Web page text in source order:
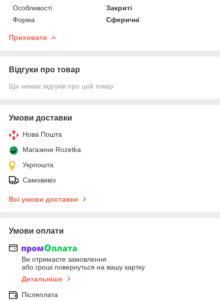
Особливості
Закриті
Форма
Сферичні
Приховати
Відгуки про товар
Ще немає відгуків про цей товар
Умови доставки
Нова Пошта
Магазини Rozetka
Укрпошта
Самовивіз
Всі умови доставки
Умови оплати
Ви отримаєте замовлення
або гроші повернуться на вашу картку
Детальніше
Післяплата